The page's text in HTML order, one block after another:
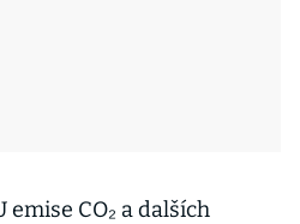
emise CO₂ a dalších